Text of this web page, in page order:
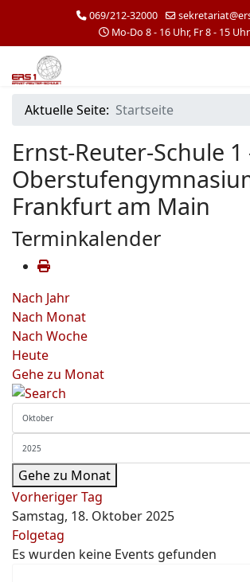
069/212-32000
Mo-Do 8 - 16 Uhr, Fr 8 - 15 Uhr
Aktuelle Seite: Startseite
Ernst-Reuter-Schule 1
Frankfurt am Main
Terminkalender
Nach Jahr
Nach Monat
Nach Woche
Heute
Gehe zu Monat
Gehe zu Monat
Vorheriger Tag
Samstag, 18. Oktober 2025
Folgetag
Es wurden keine Events gefunden